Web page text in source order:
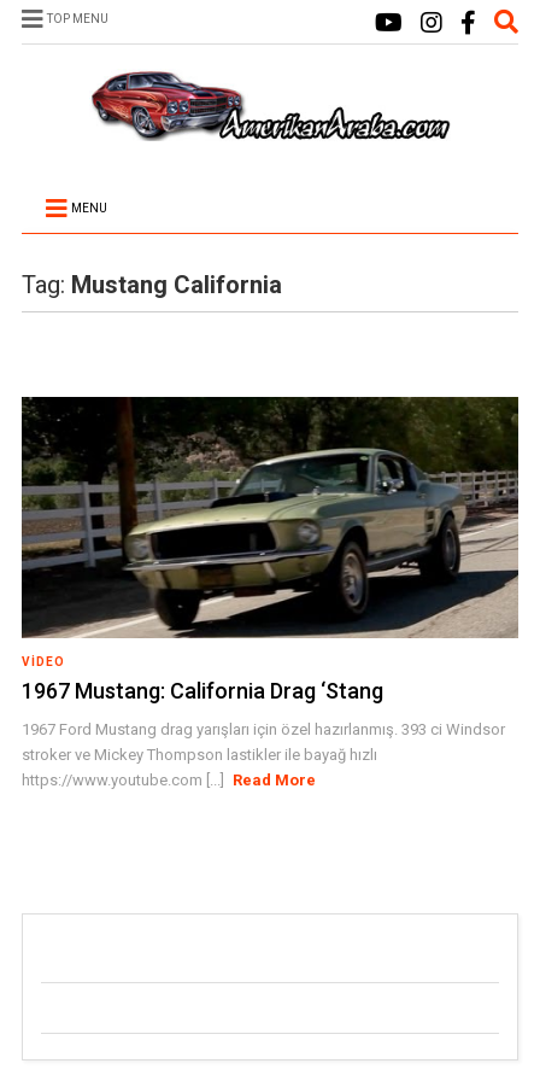
TOP MENU
MENU
Tag: Mustang California
VIDEO
1967 Mustang: California Drag ‘Stang
1967 Ford Mustang drag yarışları için özel hazırlanmış. 393 ci Windsor
stroker ve Mickey Thompson lastikler ile bayağ hızlı
https://www.youtube.com [...]
Read More